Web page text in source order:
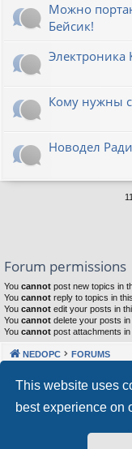
This website uses
best experience on
Можно
Бейсик!
Электроника
Кому нужны
Новодел
Forum permissions
You cannot post new topics in
You cannot reply to topics in
You cannot edit your posts in
You cannot delete your posts
You cannot post attachments
NEDOPC FORUMS
Powered by